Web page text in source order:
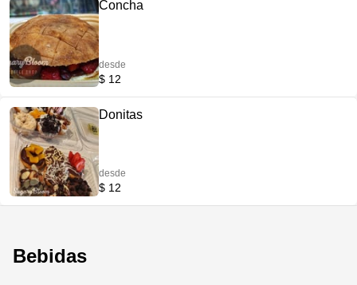
Concha
desde
$ 12
Donitas
desde
$ 12
Bebidas